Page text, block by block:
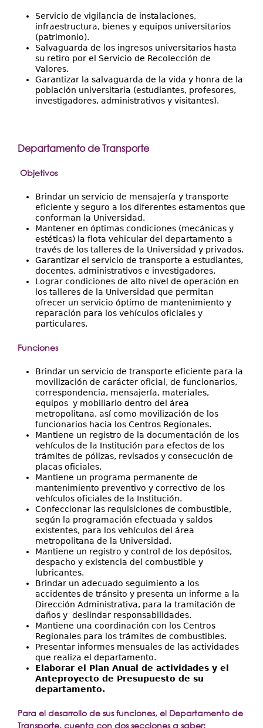
Servicio de vigilancia de instalaciones,
infraestructura, bienes y equipos universitarios
(patrimonio).
Salvaguarda de los ingresos universitarios hasta
su retiro por el Servicio de Recolección de
Valores.
Garantizar la salvaguarda de la vida y honra de la
población universitaria (estudiantes, profesores,
investigadores, administrativos y visitantes).
Departamento de Transporte
Objetivos
Brindar un servicio de mensajería y transporte
eficiente y seguro a los diferentes estamentos que
conforman la Universidad.
Mantener en óptimas condiciones (mecánicas y
estéticas) la flota vehicular del departamento a
través de los talleres de la Universidad y privados.
Garantizar el servicio de transporte a estudiantes,
docentes, administrativos e investigadores.
Lograr condiciones de alto nivel de operación en
los talleres de la Universidad que permitan
ofrecer un servicio óptimo de mantenimiento y
reparación para los vehículos oficiales y
particulares.
Funciones
Brindar un servicio de transporte eficiente para la
movilización de carácter oficial, de funcionarios,
correspondencia, mensajería, materiales,
equipos y mobiliario dentro del área
metropolitana, así como movilización de los
funcionarios hacia los Centros Regionales.
Mantiene un registro de la documentación de los
vehículos de la Institución para efectos de los
trámites de pólizas, revisados y consecución de
placas oficiales.
Mantiene un programa permanente de
mantenimiento preventivo y correctivo de los
vehículos oficiales de la Institución.
Confeccionar las requisiciones de combustible,
según la programación efectuada y saldos
existentes, para los vehículos del área
metropolitana de la Universidad.
Mantiene un registro y control de los depósitos,
despacho y existencia del combustible y
lubricantes.
Brindar un adecuado seguimiento a los
accidentes de tránsito y presenta un informe a la
Dirección Administrativa, para la tramitación de
daños y deslindar responsabilidades.
Mantiene una coordinación con los Centros
Regionales para los trámites de combustibles.
Presentar informes mensuales de las actividades
que realiza el departamento.
Elaborar el Plan Anual de actividades y el
Anteproyecto de Presupuesto de su
departamento.
Para el desarrollo de sus funciones, el Departamento de
Transporte, cuenta con dos secciones a saber: